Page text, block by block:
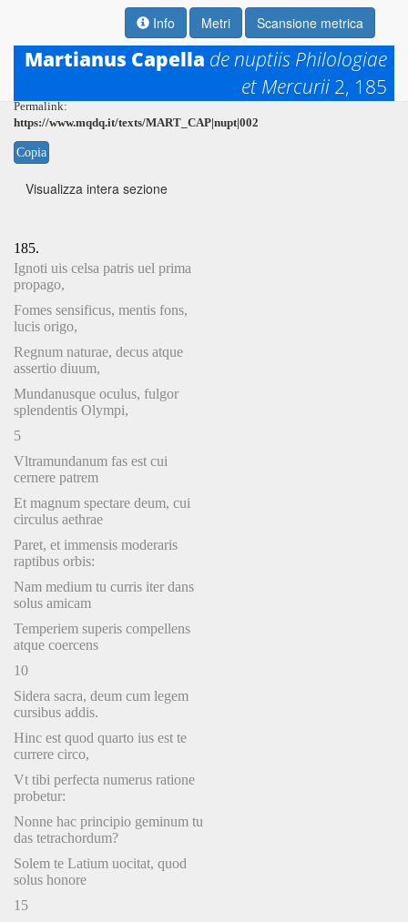
Info Metri Scansione metrica
Martianus Capella de nuptiis Philologiae
et Mercurii2, 185
Permalink:
https://www.mqdq.it/texts/MART_CAP|nupt|002
Copia
Visualizza intera sezione
185.
Ignoti uis celsa patris uel prima
propago,
Fomes sensificus, mentis fons,
lucis origo,
Regnum naturae, decus atque
assertio diuum,
Mundanusque oculus, fulgor
splendentis Olympi,
5
Vltramundanum fas est cui
cernere patrem
Et magnum spectare deum, cui
circulus aethrae
Paret, et immensis moderaris
raptibus orbis:
Nam medium tu curris iter dans
solus amicam
Temperiem superis compellens
atque coercens
10
Sidera sacra, deum cum legem
cursibus addis.
Hinc est quod quarto ius est te
currere circo,
Vt tibi perfecta numerus ratione
probetur:
Nonne hac principio geminum tu
das tetrachordum?
Solem te Latium uocitat, quod
solus honore
15